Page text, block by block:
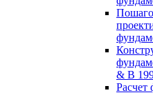
& В
Расчет